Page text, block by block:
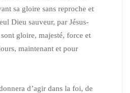
sa gloire sans reproche et
Dieu sauveur, par Jésus-
sont gloire, majesté, force et
maintenant et pour
d’agir dans la foi, de